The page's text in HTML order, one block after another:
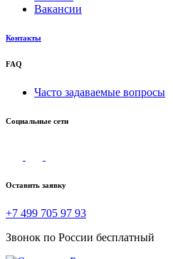
Вакансии
Контакты
FAQ
Часто задаваемые вопросы
Социальные сети
Оставить заявку
+7 499 705 97 93
Звонок по России бесплатный